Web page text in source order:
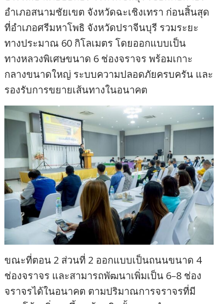
อำเภอสนามชัยเขต จังหวัดฉะเชิงเทรา ก่อนสิ้นสุด
ที่อำเภอศรีมหาโพธิ จังหวัดปราจีนบุรี รวมระยะ
ทางประมาณ 60 กิโลเมตร โดยออกแบบเป็น
ทางหลวงพิเศษขนาด 6 ช่องจราจร พร้อมเกาะ
กลางขนาดใหญ่ ระบบความปลอดภัยครบครัน และ
รองรับการขยายเส้นทางในอนาคต
ขณะที่ตอน 2 ส่วนที่ 2 ออกแบบเป็นถนนขนาด 4
ช่องจราจร และสามารถพัฒนาเพิ่มเป็น 6–8 ช่อง
จราจรได้ในอนาคต ตามปริมาณการจราจรที่มี